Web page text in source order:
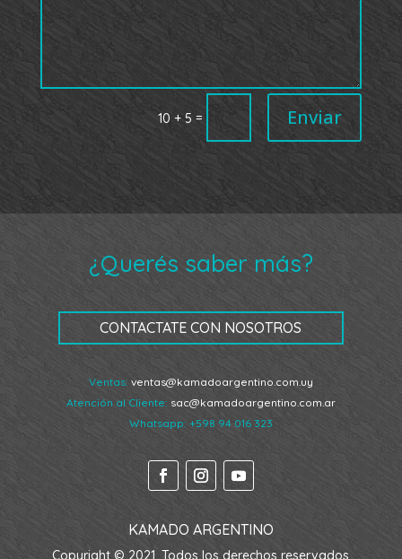
10 + 5 = Enviar
¿Querés saber más?
CONTACTATE CON NOSOTROS
Ventas: ventas@kamadoargentino.com.uy
Atención al Cliente: sac@kamadoargentino.com.ar
Whatsapp: +598 94 016 323
KAMADO ARGENTINO
Copyright © 2021. Todos los derechos reservados